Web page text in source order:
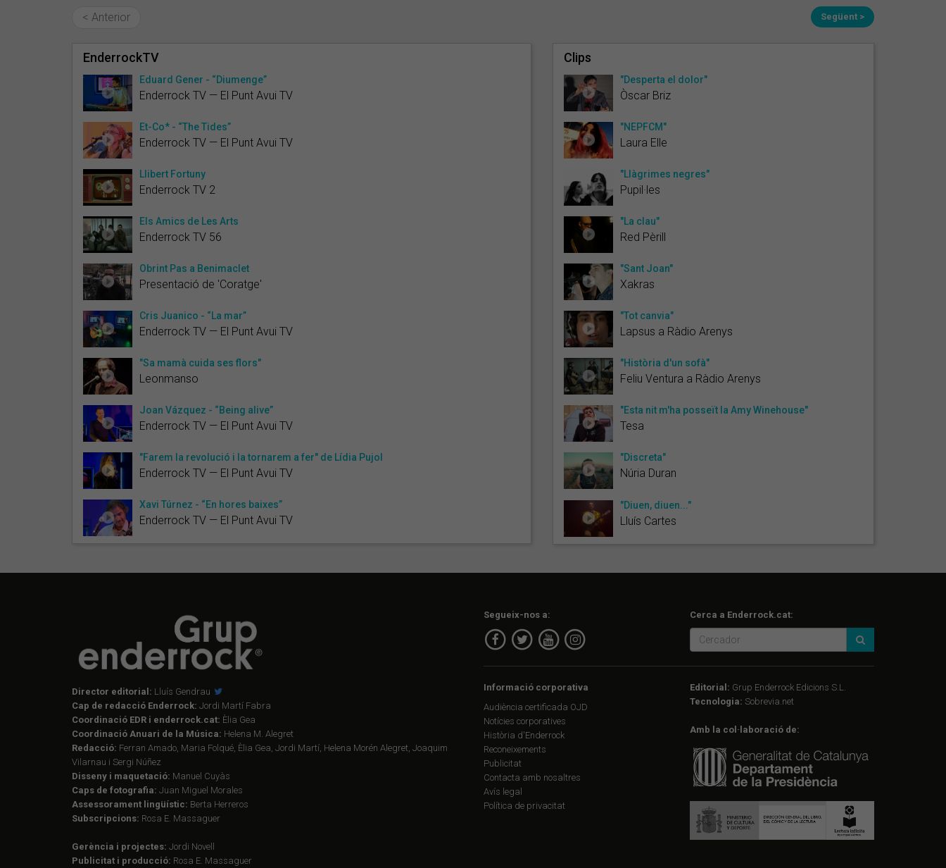
< Anterior Següent >
EnderrockTV
Eduard Gener - “Diumenge”
Enderrock TV — El Punt Avui TV
Et-Co* - “The Tides”
Enderrock TV — El Punt Avui TV
Llibert Fortuny
Enderrock TV 2
Els Amics de Les Arts
Enderrock TV 56
Obrint Pas a Benimaclet
Presentació de 'Coratge'
Cris Juanico - “La mar”
Enderrock TV — El Punt Avui TV
"Sa mamà cuida ses flors"
Leonmanso
Joan Vázquez - “Being alive”
Enderrock TV — El Punt Avui TV
"Farem la revolució i la tornarem a fer" de Lídia Pujol
Enderrock TV — El Punt Avui TV
Xavi Túrnez - “En hores baixes”
Enderrock TV — El Punt Avui TV
Clips
"Desperta el dolor"
Òscar Briz
"NEPFCM"
Laura Elle
"Llàgrimes negres"
Pupil·les
"La clau"
Red Pèrill
"Sant Joan"
Xakras
"Tot canvia"
Lapsus a Ràdio Arenys
"Història d'un sofà"
Feliu Ventura a Ràdio Arenys
"Esta nit m'ha posseït la Amy Winehouse"
Tesa
"Discreta"
Núria Duran
"Diuen, diuen..."
Lluís Cartes
Director editorial: Lluís Gendrau
Cap de redacció Enderrock: Jordi Martí Fabra
Coordinació EDR i enderrock.cat: Èlia Gea
Coordinació Anuari de la Música: Helena M. Alegret
Redacció: Ferran Amado, Maria Folqué, Èlia Gea, Jordi Martí, Helena Morén Alegret, Joaquim
Vilarnau i Sergi Núñez
Disseny i maquetació: Manuel Cuyàs
Caps de fotografia: Juan Miguel Morales
Assessorament lingüístic: Berta Herreros
Subscripcions: Rosa E. Massaguer
Gerència i projectes: Jordi Novell
Publicitat i producció: Rosa E. Massaguer
Segueix-nos a: Cerca a Enderrock.cat:
Informació corporativa
Audiència certificada OJD
Notícies corporatives
Història d'Enderrock
Reconeixements
Publicitat
Contacta amb nosaltres
Avís legal
Política de privacitat
Editorial: Grup Enderrock Edicions S.L.
Tecnologia: Sobrevia.net
Amb la col·laboració de: